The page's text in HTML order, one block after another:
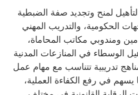
لمنح وتجديد صفة الضبطية
الحكومية، والتدريب المهني
ومندوبي مكاتب المحاماة،
الوسطاء في المنازعات المدنية
تدريبية تتناسب مع مهام عمل
في رفع الكفاءة العملية،